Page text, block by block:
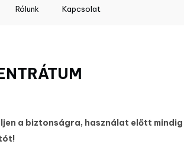
Rólunk Kapcsolat
a biztonságra, használat előtt mindig